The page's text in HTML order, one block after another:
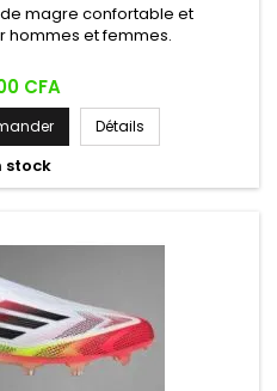
magre confortable et
hommes et femmes.
CFA
Détails
stock